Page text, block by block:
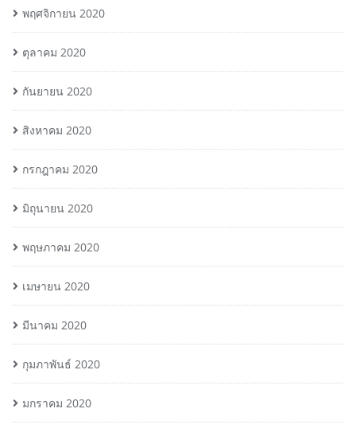
พฤศจิกายน 2020
ตุลาคม 2020
กันยายน 2020
สิงหาคม 2020
กรกฎาคม 2020
มิถุนายน 2020
พฤษภาคม 2020
เมษายน 2020
มีนาคม 2020
กุมภาพันธ์ 2020
มกราคม 2020